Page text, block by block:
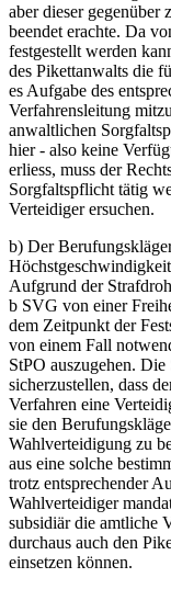
aber dieser gegenüber
beendet erachte. Da
festgestellt werden
des Pikettanwalts die
es Aufgabe des
Verfahrensleitung
anwaltlichen
hier - also keine
erliess, muss der
Sorgfaltspflicht tätig
Verteidiger ersuchen.
b) Der
Aufgrund der
b SVG von einer
dem Zeitpunkt der
von einem Fall
StPO auszugehen.
sicherzustellen, dass
Verfahren eine
sie den
Wahlverteidigung zu
aus eine solche
trotz entsprechender
Wahlverteidiger
subsidiär die amtliche
durchaus auch den
einsetzen können.